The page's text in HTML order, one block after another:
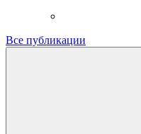
Все публикации